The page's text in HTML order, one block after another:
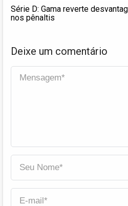
Série D: Gama reverte
nos pênaltis
Deixe um comentário